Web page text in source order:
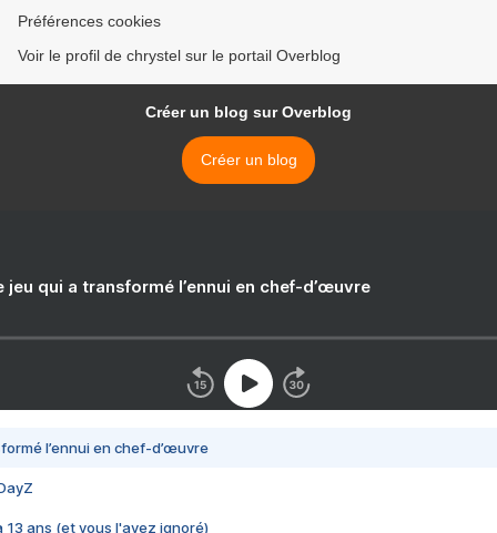
Préférences cookies
Voir le profil de chrystel sur le portail Overblog
Créer un blog sur Overblog
Créer un blog
jeu qui a transformé l’ennui en chef-d’œuvre
l’ennui en chef-d’œuvre
13 ans (et vous l'avez ignoré)